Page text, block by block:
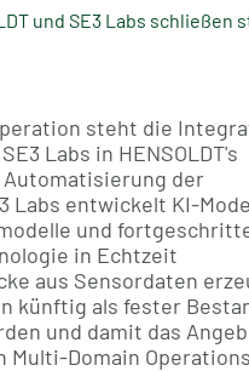
und SE3 Labs
steht die
Labs in HENSOLDT's
Automatisierung der
Labs entwickelt KI-
und
in Echtzeit
aus Sensordaten
künftig als fester
und damit das
Multi-Domain Operations